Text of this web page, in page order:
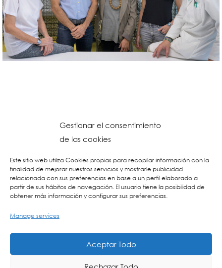
Gestionar el consentimiento
de las cookies
Este sitio web utiliza Cookies propias para recopilar información con la
finalidad de mejorar nuestros servicios y mostrarle publicidad
relacionada con sus preferencias en base a un perfil elaborado a
partir de sus hábitos de navegación. El usuario tiene la posibilidad de
obtener más información y configurar sus preferencias.
Manage services
Aceptar Todo
Lege Oharra-Postontzi Etikoa
Diseinua: La Consulta Creativa